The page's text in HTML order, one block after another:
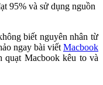
95% và sử dụng nguồn
biết nguyên nhân từ
ngay bài viết Macbook
quạt Macbook kêu to và